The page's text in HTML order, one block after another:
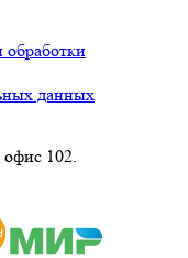
данных
102.